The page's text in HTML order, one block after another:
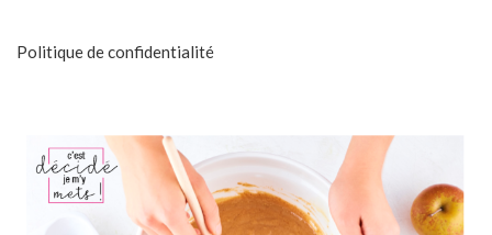
Politique de confidentialité